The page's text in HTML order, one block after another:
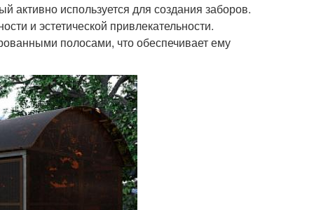
используется для создания заборов.
и эстетической привлекательности.
полосами, что обеспечивает ему